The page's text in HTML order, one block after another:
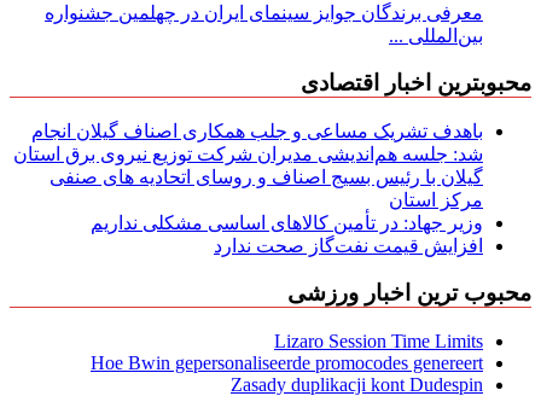
معرفی برندگان جوایز سینمای ایران در چهلمین جشنواره
بین‌المللی ...
محبوبترین اخبار اقتصادی
باهدف تشریک مساعی و جلب همکاری اصناف گیلان انجام
شد: جلسه هم‌اندیشی مدیران شركت توزیع نیروی برق استان
گیلان با رئیس بسیج اصناف و روسای اتحادیه های صنفی
مركز استان
وزیر جهاد: در تأمین کالاهای اساسی مشکلی نداریم
افزایش قیمت نفت‌گاز صحت ندارد
محبوب ترین اخبار ورزشی
Lizaro Session Time Limits
Hoe Bwin gepersonaliseerde promocodes genereert
Zasady duplikacji kont Dudespin